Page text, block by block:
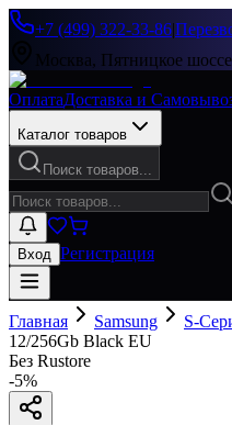
+7 (499) 322-33-86|
Москва, Пятницкое
ОплатаДоставка и
Каталог товаров
Поиск товаров...
Вход Регистрация
Главная Samsung S-
12/256Gb Black EU
Без Rustore
-5%